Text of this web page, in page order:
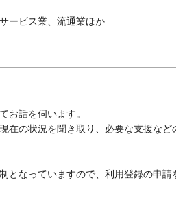
ービス業、流通業ほか
お話を伺います。
在の状況を聞き取り、必要な支援など
となっていますので、利用登録の申請